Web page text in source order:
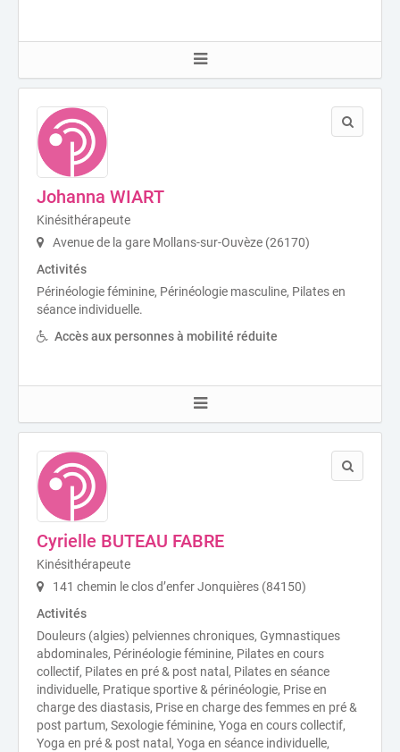
Johanna WIART
Kinésithérapeute
Avenue de la gare Mollans-sur-Ouvèze (26170)
Activités
Périnéologie féminine, Périnéologie masculine, Pilates en
séance individuelle.
Accès aux personnes à mobilité réduite
Cyrielle BUTEAU FABRE
Kinésithérapeute
141 chemin le clos d’enfer Jonquières (84150)
Activités
Douleurs (algies) pelviennes chroniques, Gymnastiques
abdominales, Périnéologie féminine, Pilates en cours
collectif, Pilates en pré & post natal, Pilates en séance
individuelle, Pratique sportive & périnéologie, Prise en
charge des diastasis, Prise en charge des femmes en pré &
post partum, Sexologie féminine, Yoga en cours collectif,
Yoga en pré & post natal, Yoga en séance individuelle,